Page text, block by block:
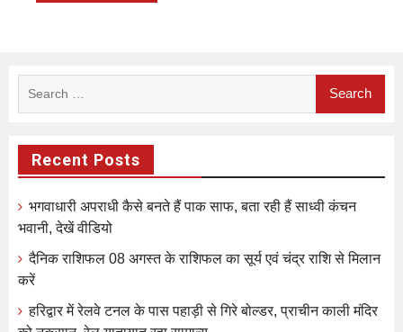
Recent Posts
भगवाधारी अपराधी कैसे बनते हैं पाक साफ, बता रही हैं साध्वी कंचन
भवानी, देखें वीडियो
दैनिक राशिफल 08 अगस्त के राशिफल का सूर्य एवं चंद्र राशि से मिलान
करें
हरिद्वार में रेलवे टनल के पास पहाड़ी से गिरे बोल्डर, प्राचीन काली मंदिर